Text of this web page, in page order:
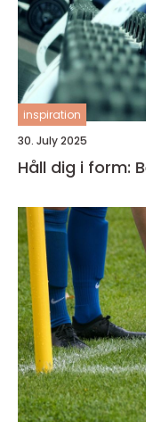
inspiration
30. July 2025
Håll dig i form: